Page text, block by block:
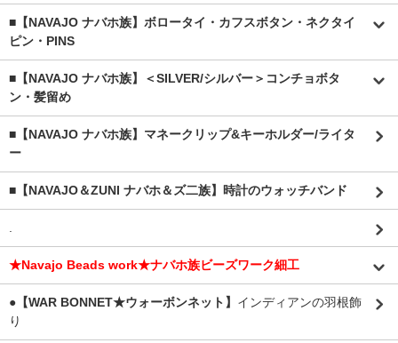
■【NAVAJO ナバホ族】ボロータイ・カフスボタン・ネクタイ
ピン・PINS
■【NAVAJO ナバホ族】＜SILVER/シルバー＞コンチョボタ
ン・髪留め
■【NAVAJO ナバホ族】マネークリップ&キーホルダー/ライタ
ー
■【NAVAJO＆ZUNI ナバホ＆ズ二族】時計のウォッチバンド
★Navajo Beads work★ナバホ族ビーズワーク細工
●【WAR BONNET★ウォーボンネット】 インディアンの羽根飾
り